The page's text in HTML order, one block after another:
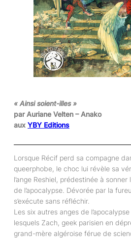
« Ainsi soient-illes »
par Auriane Velten – Anako
aux YBY Editions
Lorsque Récif perd sa compagne
queerphobe, le choc lui révèle sa
l’ange Reshiel, prédestinée à
de l’apocalypse. Dévorée par la
s’exécute sans réfléchir.
Les six autres anges de
lesquels Zach, geek parisien en
grand-mère algéroise férue de